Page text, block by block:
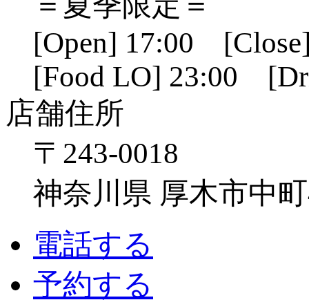
[Open] 17:00
[Food LO] 23:00
店舗住所
〒243-0018
神奈川県 厚木市中
電話する
予約する